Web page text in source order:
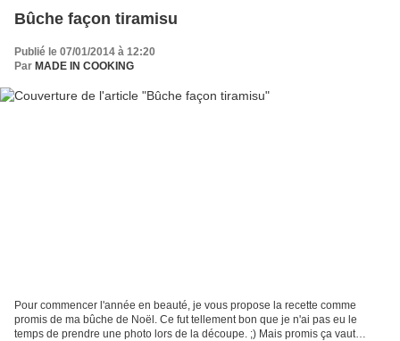
Bûche façon tiramisu
Publié le 07/01/2014 à 12:20
Par MADE IN COOKING
Pour commencer l'année en beauté, je vous propose la recette comme
promis de ma bûche de Noël. Ce fut tellement bon que je n'ai pas eu le
temps de prendre une photo lors de la découpe. ;) Mais promis ça vaut